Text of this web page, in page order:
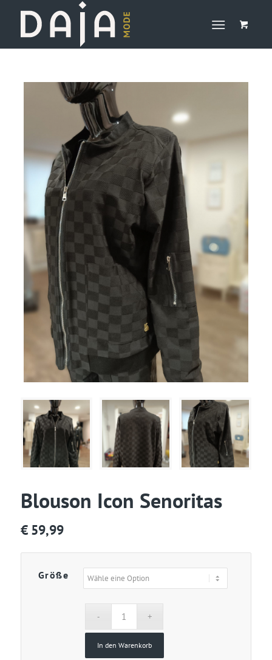
Blouson Icon Senoritas
€ 59,99
Größe
In den Warenkorb